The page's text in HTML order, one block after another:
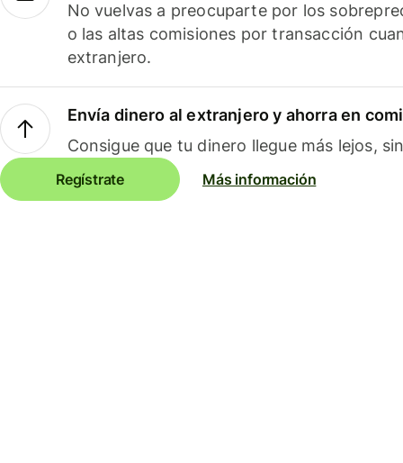
No vuelvas a preocuparte por los
o las altas comisiones por transacción
extranjero.
Envía dinero al extranjero y ahorra en
Consigue que tu dinero llegue más lejos,
Regístrate Más información